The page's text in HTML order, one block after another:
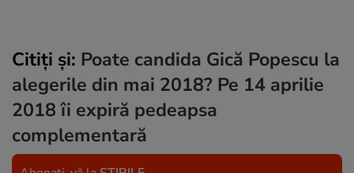
Citiți și: Poate candida Gică Popescu la
alegerile din mai 2018? Pe 14 aprilie
2018 îi expiră pedeapsa
complementară